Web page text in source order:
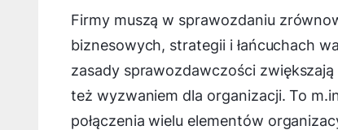
Firmy muszą w sprawozdaniu
biznesowych, strategii i łańcuchach
zasady sprawozdawczości
też wyzwaniem dla organizacji. To
połączenia wielu elementów